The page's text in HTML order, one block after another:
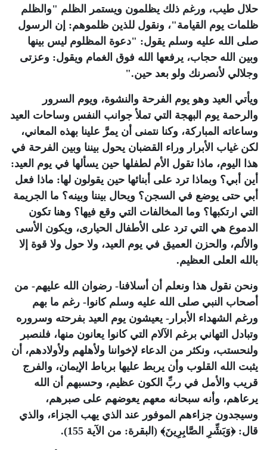
حلال طيب، ورغم ذلك يظلمون ويستمر الظلم "والظلم
ظلمات يوم القيامة"، ونقول للذين ظلموهم: إن الرسول
صلى الله عليه وسلم يقول: "دعوة المظلوم ليس بينها
وبين الله حجاب، يرفعها الله فوق الغمام ويقول: وعزتى
وجلالي لأنصرنك ولو بعد حين".
ويأتي العيد وهو يوم الفرحة والنشوة، ويوم السرور
والرحمة يوم البهجة التي تملأ جوانب النفس وساحات العيد
وساعاته المباركة، وكنا نتمنى أن يمرَّ علينا بهذه المعاني،
لكن غياب الأبرار وراء القضبان يحول بيننا وبين الفرحة في
هذا اليوم، ماذا تقول الأم لطفلها حين يسألها في يوم العيد:
أين أبي؟ وبماذا ترد على أبنائها حين يقولون لها: ماذا فعل
أبي حتى يوضع في السجن؟ ويحال بيننا وبينه؟ ما الجريمة
التي ارتكبها؟ وما المخالفات التي وقع فيها؟ وهنا تكون
الدموع هي التي ترد على الأطفال الحيارى، ويكون الأسى
والألم، والحزن العميق في يوم العيد، ولا حول ولا قوة إلا
بالله العلى العظيم.
ونحن نقول هذا ونعلم أن أسلافنا- رضوان الله عليهم- من
أصحاب النبي صلى الله عليه وسلم كانوا- رغم ما بهم
ورغم الشهداء الأبرار- يعيشون يوم العيد بفرحته وسروره
وتبادل التهاني برغم الآلام التي كانوا يعانون منها، فلنصبر
ولنحستب، ونكثر من الدعاء لإخواننا ولأهلهم ولأولادهم، أن
يثبت الله القلوب وأن يربط عليها برباط الإيمان، والفرج
قريب والأمل في ربِّ الكون عظيم، وحسبهم أن الله
يرعاهم، وأنه سبحانه معهم يعوضهم على صبرهم،
وسيجدون جزاءهم الموفور عند الذي يهب الجزاء، والذي
قال: ﴿وَبَشِّرِ الصَّابِرِينَ﴾ (البقرة: من الآية 155)
.